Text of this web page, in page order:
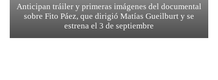
Anticipan tráiler y primeras imágenes del documental
sobre Fito Páez, que dirigió Matías Gueilburt y se
estrena el 3 de septiembre